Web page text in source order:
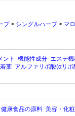
ブ > シングルハーブ > マ
ント 機能性成分 エステ
葉 アルファリポ酸(αリポ
健康食品の原料 美容・化